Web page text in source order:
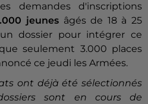
demandes d'inscriptions
jeunesâgés de 18 à 25
dossier pour intégrer ce
seulement 3.000 places
ce jeudi les Armées.
ont déjà été sélectionnés
sont en cours de